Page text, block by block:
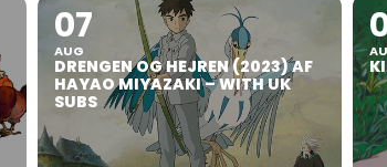
07
AUG
DRENGEN OG HEJREN (2023) AF
HAYAO MIYAZAKI – WITH UK
SUBS